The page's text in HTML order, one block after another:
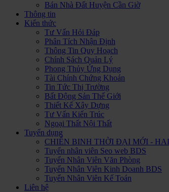
Bán Nhà Đất Huyện Cần Giờ
Thông tin
Kiến thức
Tư Vấn Hỏi Đáp
Phân Tích Nhận Định
Thông Tin Quy Hoạch
Chính Sách Quản Lý
Phong Thủy Ứng Dụng
Tài Chính Chứng Khoán
Tin Tức Thị Trường
Bất Động Sản Thế Giới
Thiết Kế Xây Dựng
Tư Vấn Kiến Trúc
Ngoại Thất Nội Thất
Tuyển dụng
CHIẾN BINH THỜI ĐẠI MỚI -
Tuyển nhân viên Seo web BDS
Tuyển Nhân Viên Văn Phòng
Tuyển Nhân Viên Kinh Doanh BDS
Tuyển Nhân Viên Kế Toán
Liên hệ